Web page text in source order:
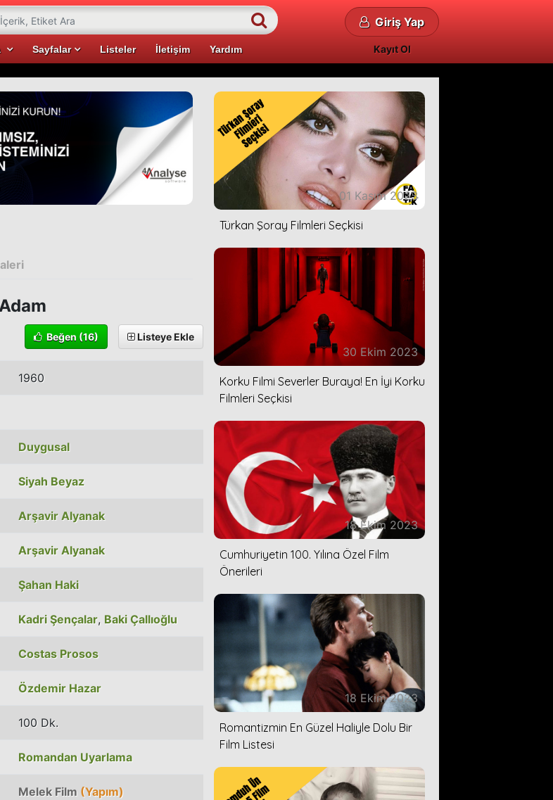
Sayfalar Listeler İletişim Yardım
Giriş Yap
Kayıt Ol
Beğen (16) Listeye Ekle
1960
Duygusal
Siyah Beyaz
Arşavir Alyanak
Arşavir Alyanak
Şahan Haki
Kadri Şençalar, Baki Çallıoğlu
Costas Prosos
Özdemir Hazar
100 Dk.
Romandan Uyarlama
Melek Film (Yapım)
01 Kasım 2023
Türkan Şoray Filmleri Seçkisi
30 Ekim 2023
Korku Filmi Severler Buraya! En İyi Korku
Filmleri Seçkisi
18 Ekim 2023
Cumhuriyetin 100. Yılına Özel Film
Önerileri
18 Ekim 2023
Romantizmin En Güzel Haliyle Dolu Bir
Film Listesi